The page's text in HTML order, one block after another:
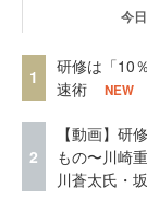
今日
1
研修は「10
速術
NEW
2
【動画】研
もの〜川崎
川蒼太氏・